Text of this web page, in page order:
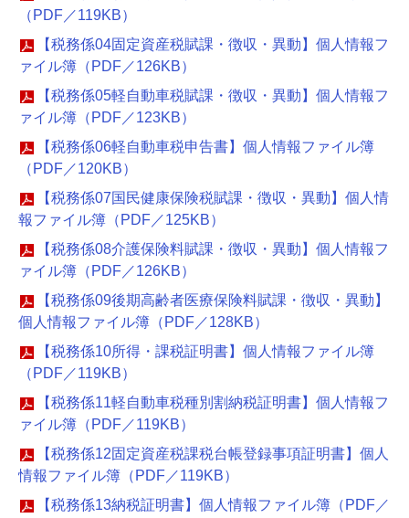
（PDF／119KB）
【税務係04固定資産税賦課・徴収・異動】個人情報フ
ァイル簿（PDF／126KB）
【税務係05軽自動車税賦課・徴収・異動】個人情報フ
ァイル簿（PDF／123KB）
【税務係06軽自動車税申告書】個人情報ファイル簿
（PDF／120KB）
【税務係07国民健康保険税賦課・徴収・異動】個人情
報ファイル簿（PDF／125KB）
【税務係08介護保険料賦課・徴収・異動】個人情報フ
ァイル簿（PDF／126KB）
【税務係09後期高齢者医療保険料賦課・徴収・異動】
個人情報ファイル簿（PDF／128KB）
【税務係10所得・課税証明書】個人情報ファイル簿
（PDF／119KB）
【税務係11軽自動車税種別割納税証明書】個人情報フ
ァイル簿（PDF／119KB）
【税務係12固定資産税課税台帳登録事項証明書】個人
情報ファイル簿（PDF／119KB）
【税務係13納税証明書】個人情報ファイル簿（PDF／